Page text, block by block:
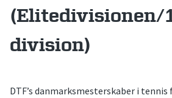
(Elitedivisionen/
division)
DTF’s danmarksmesterskaber i